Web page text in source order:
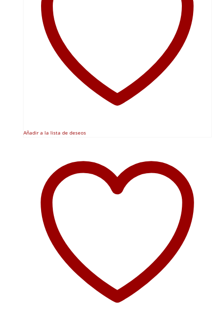
Añadir a la lista de deseos